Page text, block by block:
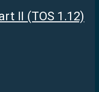
II (TOS 1.12)